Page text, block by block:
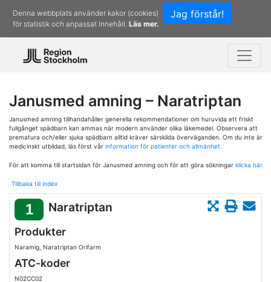
Jag förstår!
Denna webbplats använder kakor (cookies)
för statistik och anpassat innehåll. Läs mer.
Janusmed amning – Naratriptan
Janusmed amning tillhandahåller generella rekommendationer om huruvida ett friskt
fullgånget spädbarn kan ammas när modern använder olika läkemedel. Observera att
prematura och/eller sjuka spädbarn alltid kräver särskilda överväganden. Om du inte är
medicinskt utbildad, läs först vår information för patienter och allmänhet.
För att komma till startsidan för Janusmed amning och för att göra sökningar klicka här.
Tillbaka till index
1 Naratriptan
Produkter
Naramig, Naratriptan Orifarm
ATC-koder
N02CC02